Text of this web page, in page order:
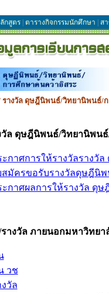
กสูตร ตารางกิจกรรมนักศึกษา ส
รางวัล ดุษฎีนิพนธ์/วิทยานิพนธ์/
วัล ดุษฎีนิพนธ์/วิทยานิพน
ะกาศการให้รางวัลรางวั
สมัครขอรับรางวัลดุษฎีนิ
ะกาศผลการให้รางวัล ดุ
างวัล ภายนอกมหาวิทยา
วช
งวัล